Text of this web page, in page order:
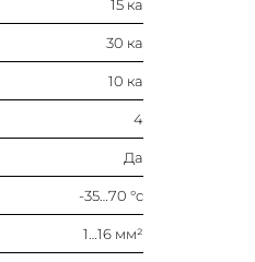
4
3
15 ка
30 ка
10 ка
4
Да
-35…70 °c
1…16 мм²